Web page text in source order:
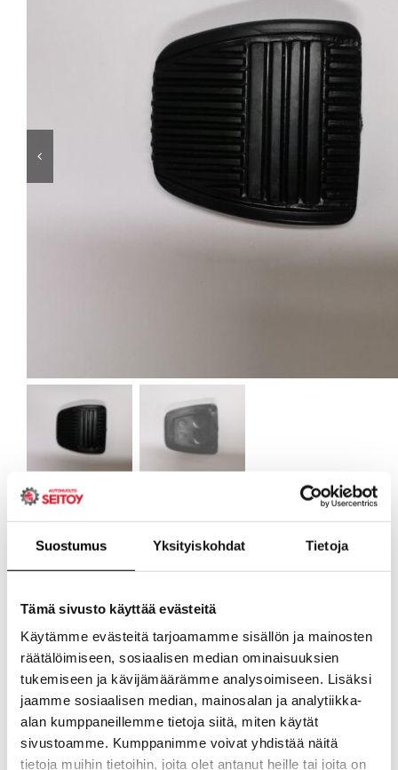
Suostumus Yksityiskohdat Tietoja
Tämä sivusto käyttää evästeitä
Käytämme evästeitä tarjoamamme sisällön ja mainosten
räätälöimiseen, sosiaalisen median ominaisuuksien
tukemiseen ja kävijämäärämme analysoimiseen. Lisäksi
jaamme sosiaalisen median, mainosalan ja analytiikka-
alan kumppaneillemme tietoja siitä, miten käytät
sivustoamme. Kumppanimme voivat yhdistää näitä
tietoja muihin tietoihin, joita olet antanut heille tai joita on